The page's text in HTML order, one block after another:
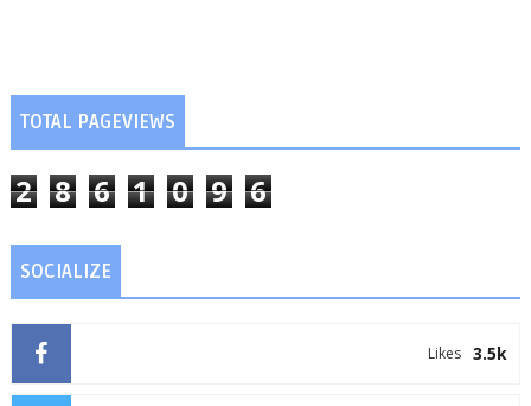
TOTAL PAGEVIEWS
2 8 6 1 0 9 6
SOCIALIZE
3.5k
Likes